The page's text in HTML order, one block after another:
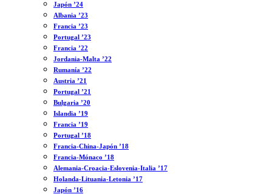
Japón ’24
Albania ’23
Francia ’23
Portugal ’23
Francia ’22
Jordania-Malta ’22
Rumanía ’22
Austria ’21
Portugal ’21
Bulgaria ’20
Islandia ’19
Francia ’19
Portugal ’18
Francia-China-Japón ’18
Francia-Mónaco ’18
Alemania-Croacia-Eslovenia-Italia ’17
Holanda-Lituania-Letonia ’17
Japón ’16